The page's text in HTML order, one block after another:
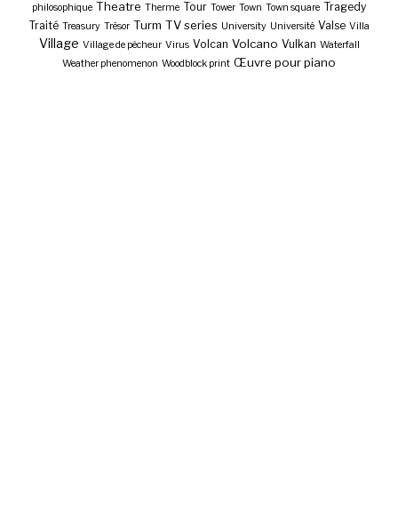
philosophique Theatre Therme Tour Tower Town Town square Tragedy
Traité Treasury Trésor Turm TV series University Université Valse Villa
Village Village de pêcheur Virus Volcan Volcano Vulkan Waterfall
Weather phenomenon Woodblock print Œuvre pour piano